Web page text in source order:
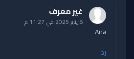
غير معرف
6 يناير 2025 في 11:27 م
Ana
رد